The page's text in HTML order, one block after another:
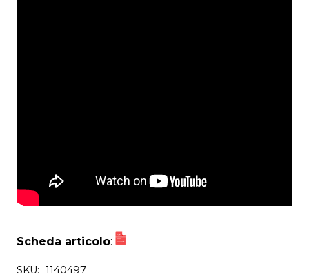
Scheda articolo:
SKU: 1140497